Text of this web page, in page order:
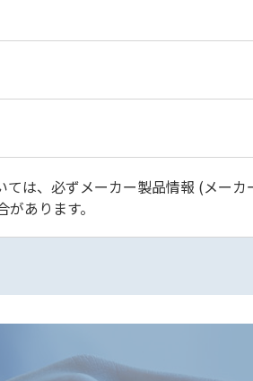
は、必ずメーカー製品情報 (メーカ
あります。